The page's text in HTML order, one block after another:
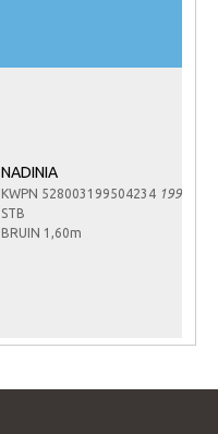
NADINIA
KWPN 528003199504234 1995
STB
BRUIN 1,60m